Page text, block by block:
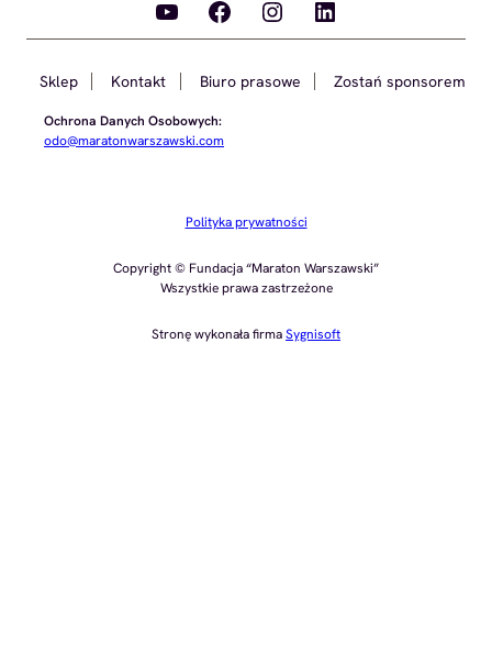
YouTube Facebook Instagram LinkedIn
Sklep Kontakt Biuro prasowe Zostań sponsorem
Ochrona Danych Osobowych:
odo@maratonwarszawski.com
Polityka prywatności
Copyright © Fundacja “Maraton Warszawski”
Wszystkie prawa zastrzeżone
Stronę wykonała firmaSygnisoft